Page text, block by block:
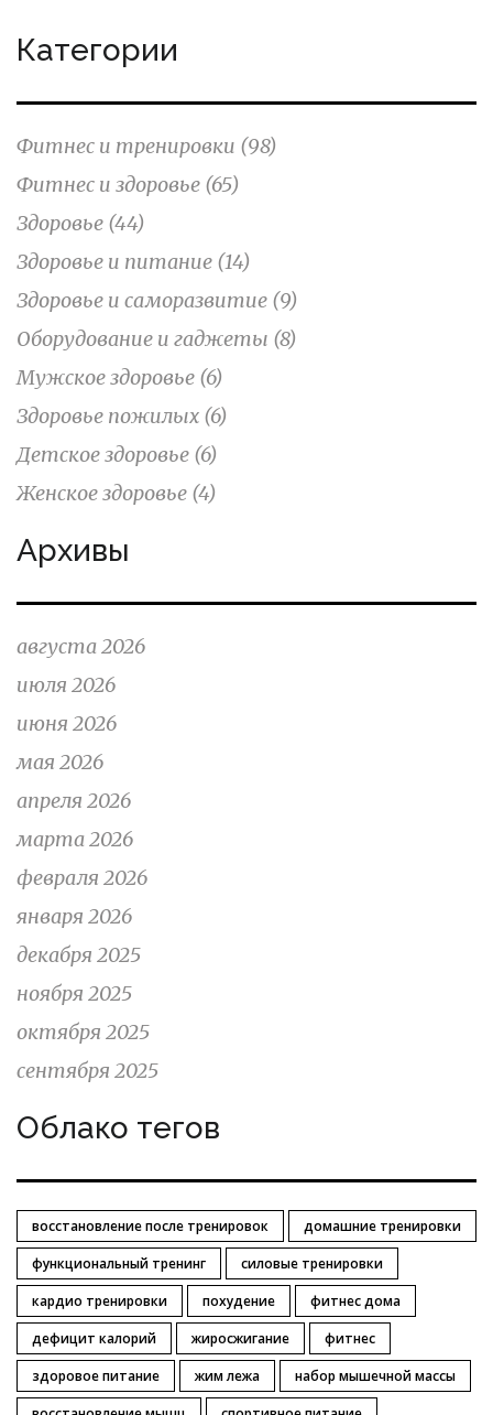
Категории
Фитнес и тренировки (98)
Фитнес и здоровье (65)
Здоровье (44)
Здоровье и питание (14)
Здоровье и саморазвитие (9)
Оборудование и гаджеты (8)
Мужское здоровье (6)
Здоровье пожилых (6)
Детское здоровье (6)
Женское здоровье (4)
Архивы
августа 2026
июля 2026
июня 2026
мая 2026
апреля 2026
марта 2026
февраля 2026
января 2026
декабря 2025
ноября 2025
октября 2025
сентября 2025
Облако тегов
восстановление после тренировок
домашние тренировки
функциональный тренинг
силовые тренировки
кардио тренировки
похудение
фитнес дома
дефицит калорий
жиросжигание
фитнес
здоровое питание
жим лежа
набор мышечной массы